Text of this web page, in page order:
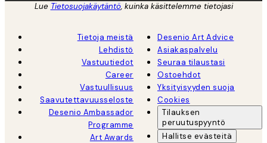
Lue Tietosuojakäytäntö, kuinka käsittelemme tietojasi
Tietoja meistä
Lehdistö
Vastuutiedot
Career
Vastuullisuus
Saavutettavuusseloste
Desenio Ambassador
Programme
Art Awards
Desenio Art Advice
Asiakaspalvelu
Seuraa tilaustasi
Ostoehdot
Yksityisyyden suoja
Cookies
Tilauksen
peruutuspyyntö
Hallitse evästeitä